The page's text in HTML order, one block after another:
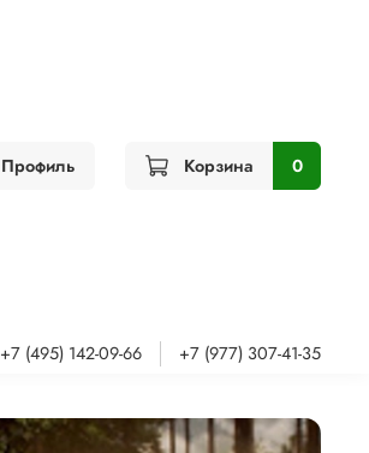
Профиль Корзина 0
+7 (495) 142-09-66 +7 (977) 307-41-35